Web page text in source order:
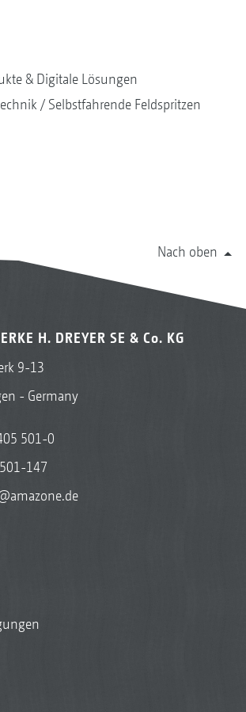
DirectInject im Terminal AmaTron 4
& Digitale Lösungen
Selbstfahrende Feldspritzen
Nach oben
H. DREYER SE & Co. KG
9-13
- Germany
501-0
147